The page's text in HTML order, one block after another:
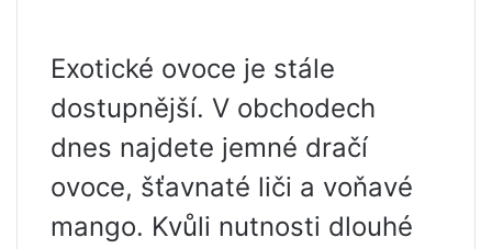
Exotické ovoce je stále
dostupnější. V obchodech
dnes najdete jemné dračí
ovoce, šťavnaté liči a voňavé
mango. Kvůli nutnosti dlouhé